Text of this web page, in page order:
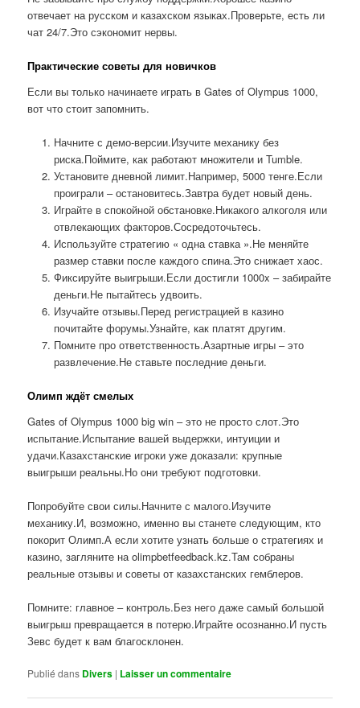
отвечает на русском и казахском языках.Проверьте, есть ли
чат 24/7.Это сэкономит нервы.
Практические советы для новичков
Если вы только начинаете играть в Gates of Olympus 1000,
вот что стоит запомнить.
Начните с демо-версии.Изучите механику без
риска.Поймите, как работают множители и Tumble.
Установите дневной лимит.Например, 5000 тенге.Если
проиграли – остановитесь.Завтра будет новый день.
Играйте в спокойной обстановке.Никакого алкоголя или
отвлекающих факторов.Сосредоточьтесь.
Используйте стратегию « одна ставка ».Не меняйте
размер ставки после каждого спина.Это снижает хаос.
Фиксируйте выигрыши.Если достигли 1000x – забирайте
деньги.Не пытайтесь удвоить.
Изучайте отзывы.Перед регистрацией в казино
почитайте форумы.Узнайте, как платят другим.
Помните про ответственность.Азартные игры – это
развлечение.Не ставьте последние деньги.
Олимп ждёт смелых
Gates of Olympus 1000 big win – это не просто слот.Это
испытание.Испытание вашей выдержки, интуиции и
удачи.Казахстанские игроки уже доказали: крупные
выигрыши реальны.Но они требуют подготовки.
Попробуйте свои силы.Начните с малого.Изучите
механику.И, возможно, именно вы станете следующим, кто
покорит Олимп.А если хотите узнать больше о стратегиях и
казино, загляните на olimpbetfeedback.kz.Там собраны
реальные отзывы и советы от казахстанских гемблеров.
Помните: главное – контроль.Без него даже самый большой
выигрыш превращается в потерю.Играйте осознанно.И пусть
Зевс будет к вам благосклонен.
Publié dans Divers | Laisser un commentaire